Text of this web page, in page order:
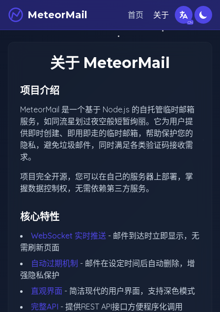
MeteorMail 首页 关于
关于 MeteorMail
项目介绍
MeteorMail 是一个基于 Node.js 的自托管临时邮箱
服务，如同流星划过夜空般短暂绚丽。它为用户提
供即时创建、即用即走的临时邮箱，帮助保护您的
隐私，避免垃圾邮件，同时满足各类验证码接收需
求。
项目完全开源，您可以在自己的服务器上部署，掌
握数据控制权，无需依赖第三方服务。
核心特性
WebSocket 实时推送 - 邮件到达时立即显示，无
需刷新页面
自动过期机制 - 邮件在设定时间后自动删除，增
强隐私保护
直观界面 - 简洁现代的用户界面，支持深色模式
完整API - 提供REST API接口方便程序化调用